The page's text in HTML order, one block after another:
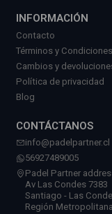
INFORMACIÓN
Contacto
Términos y Condiciones
Cambios y
Política de privacidad
Blog
CONTÁCTANOS
info@padelpartner.cl
56927489005
Padel Partner
Av Las Condes 7383
Santiago - Las
Región